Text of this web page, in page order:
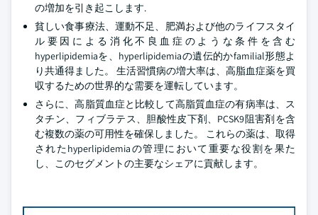
の増加を引き起こします.
貧しい食事療法、運動不足、肥満および他のライフスタイ
ル要因による消化不良血症のような条件を含む
hyperlipidemiaを、hyperlipidemiaの遺伝的かfamilial形態よ
り共通得ました。 生活習慣病の増大率は、高脂血症薬を買
収するための世界的な需要を運転しています。
さらに、高脂質血症と比較して高脂質血症の有病率は、ス
タチン、フィブラテス、胆酸性皮下剤、PCSK9阻害剤を含
む複数の薬の可用性を確保しました。 これらの薬は、取得
されたhyperlipidemiaの管理において重要な役割を果た
し、このセグメントの主要なシェアに貢献します。